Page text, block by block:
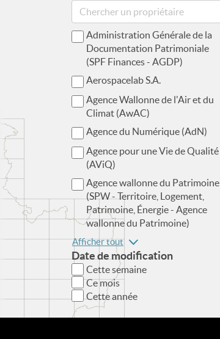
Administration Générale de la
Documentation Patrimoniale
(SPF Finances - AGDP)
Aerospacelab S.A.
Agence Wallonne de l'Air et du
Climat (AwAC)
Agence du Numérique (AdN)
Agence pour une Vie de Qualité
(AViQ)
Agence wallonne du Patrimoine
(SPW - Territoire, Logement,
Patrimoine, Énergie - Agence
wallonne du Patrimoine)
Afficher tout
Date de modification
Cette semaine
Ce mois
Cette année